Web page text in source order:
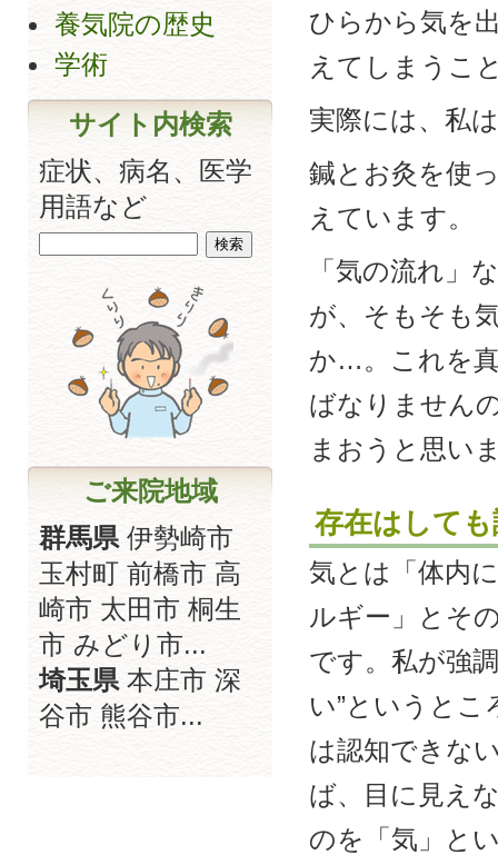
ひらから気を
えてしまうこ
実際には、私
鍼とお灸を使
えています。
「気の流れ」
が、そもそも
か…。これを
ばなりません
まおうと思い
存在はして
気とは「体内
ルギー」とそ
です。私が強
い”というと
は認知できな
ば、目に見え
のを「気」と
養気院の歴史
学術
サイト内検索
症状、病名、医学
用語など
ご来院地域
群馬県伊勢崎市
玉村町 前橋市 高
崎市 太田市 桐生
市 みどり市...
埼玉県本庄市 深
谷市 熊谷市...